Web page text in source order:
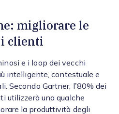
migliorare le
clienti
e i loop dei vecchi
intelligente, contestuale e
Secondo Gartner, l’80% dei
utilizzerà una qualche
la produttività degli